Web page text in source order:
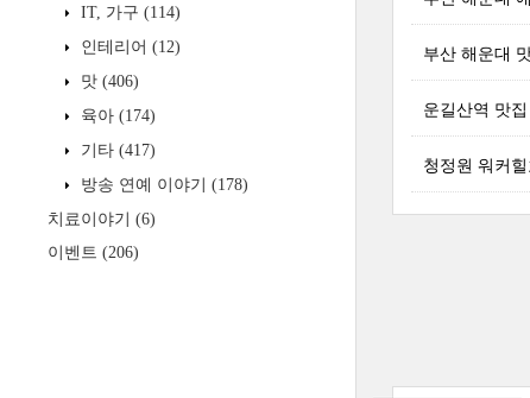
IT, 가구 (114)
인테리어 (12)
맛 (406)
육아 (174)
기타 (417)
방송 연예 이야기 (178)
치료이야기 (6)
이벤트 (206)
부산 해운대
운길산역 맛
청정원 워커